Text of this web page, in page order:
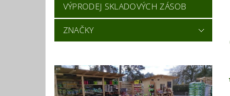
VÝPRODEJ SKLADOVÝCH ZÁSOB
ZNAČKY